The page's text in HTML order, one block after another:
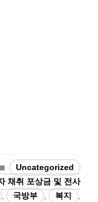
Categories
Uncategorized
채취 포상금 및 전사
, 국방부 , 복지
,